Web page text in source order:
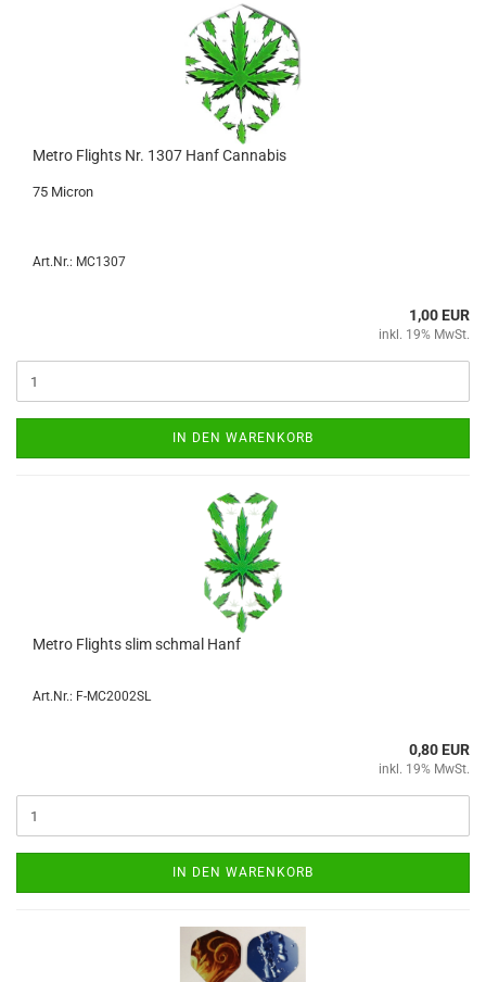
Metro Flights Nr. 1307 Hanf Can­na­bis
75 Mi­cron
Art.Nr.: MC1307
1,00 EUR
inkl. 19% MwSt.
IN DEN WARENKORB
Metro Flights slim schmal Hanf
Art.Nr.: F-MC2002SL
0,80 EUR
inkl. 19% MwSt.
IN DEN WARENKORB